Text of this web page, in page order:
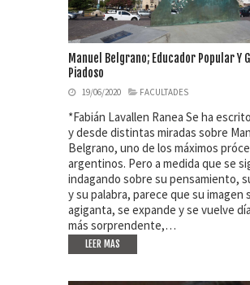
Manuel Belgrano; Educador Popular Y
Piadoso
19/06/2020 FACULTADES
*Fabián Lavallen Ranea Se ha
y desde distintas miradas sobre
Belgrano, uno de los máximos
argentinos. Pero a medida que se
indagando sobre su pensamiento,
y su palabra, parece que su imagen
agiganta, se expande y se vuelve
más sorprendente,…
LEER MAS